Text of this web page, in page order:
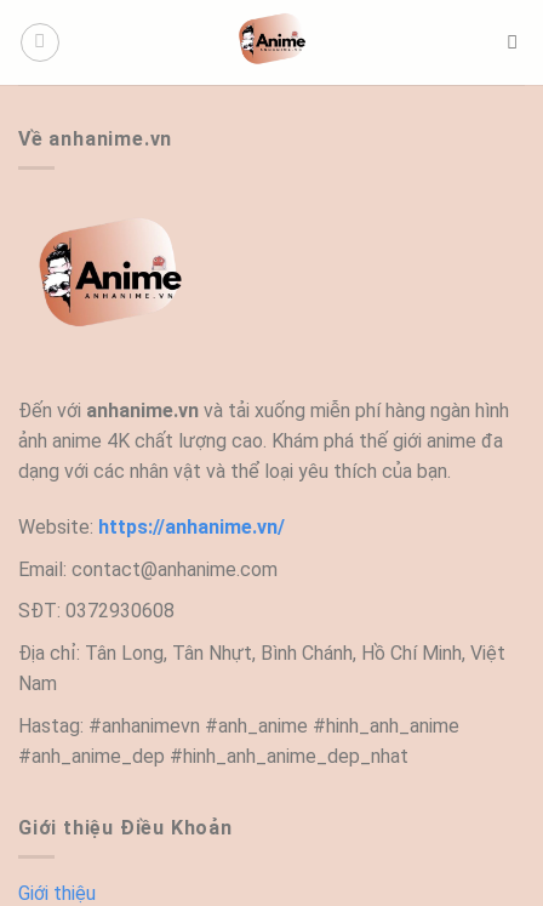
qua
Về anhanime.vn
Đến với anhanime.vn và tải xuống miễn phí hàng ngàn hình
ảnh anime 4K chất lượng cao. Khám phá thế giới anime đa
dạng với các nhân vật và thể loại yêu thích của bạn.
Website: https://anhanime.vn/
Email: contact@anhanime.com
SĐT: 0372930608
Địa chỉ: Tân Long, Tân Nhựt, Bình Chánh, Hồ Chí Minh, Việt
Nam
Hastag: #anhanimevn #anh_anime #hinh_anh_anime
#anh_anime_dep #hinh_anh_anime_dep_nhat
Giới thiệu Điều Khoản
Giới thiệu